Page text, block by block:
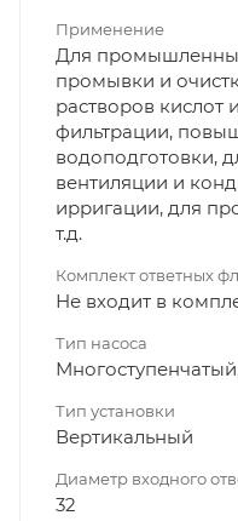
Применение
Для
промывки и
растворов кислот
фильтрации,
водоподготовки,
вентиляции и
ирригации, для
т.д.
Комплект ответных
Не входит в
Тип насоса
Тип установки
Вертикальный
Диаметр входного
32